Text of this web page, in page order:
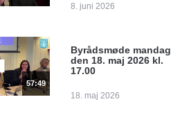
8. juni 2026
57:49
Byrådsmøde mandag
den 18. maj 2026 kl.
17.00
18. maj 2026